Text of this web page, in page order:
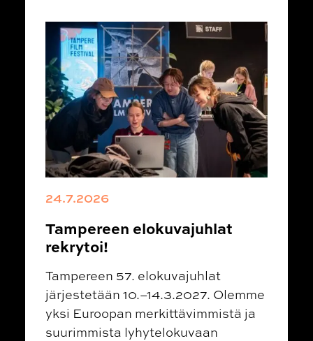
24.7.2026
Tampereen elokuvajuhlat
rekrytoi!
Tampereen 57. elokuvajuhlat
järjestetään 10.–14.3.2027. Olemme
yksi Euroopan merkittävimmistä ja
suurimmista lyhytelokuvaan